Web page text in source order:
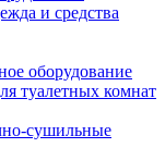
и средства
оборудование
туалетных комнат
сушильные